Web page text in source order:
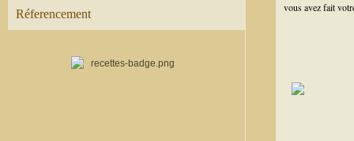
Réferencement
vous avez fait